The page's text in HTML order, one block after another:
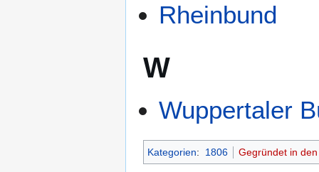
Rheinbund
W
Wuppertaler
Kategorien: 1806 Gegründet in